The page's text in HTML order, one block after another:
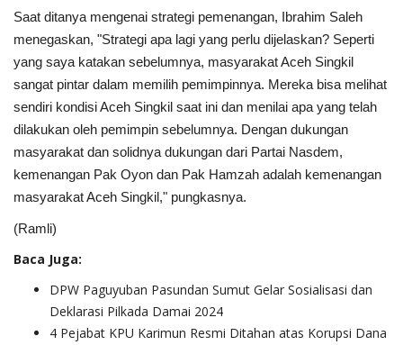
Saat ditanya mengenai strategi pemenangan, Ibrahim Saleh
menegaskan, "Strategi apa lagi yang perlu dijelaskan? Seperti
yang saya katakan sebelumnya, masyarakat Aceh Singkil
sangat pintar dalam memilih pemimpinnya. Mereka bisa melihat
sendiri kondisi Aceh Singkil saat ini dan menilai apa yang telah
dilakukan oleh pemimpin sebelumnya. Dengan dukungan
masyarakat dan solidnya dukungan dari Partai Nasdem,
kemenangan Pak Oyon dan Pak Hamzah adalah kemenangan
masyarakat Aceh Singkil," pungkasnya.
(Ramli)
Baca Juga:
DPW Paguyuban Pasundan Sumut Gelar Sosialisasi dan
Deklarasi Pilkada Damai 2024
4 Pejabat KPU Karimun Resmi Ditahan atas Korupsi Dana